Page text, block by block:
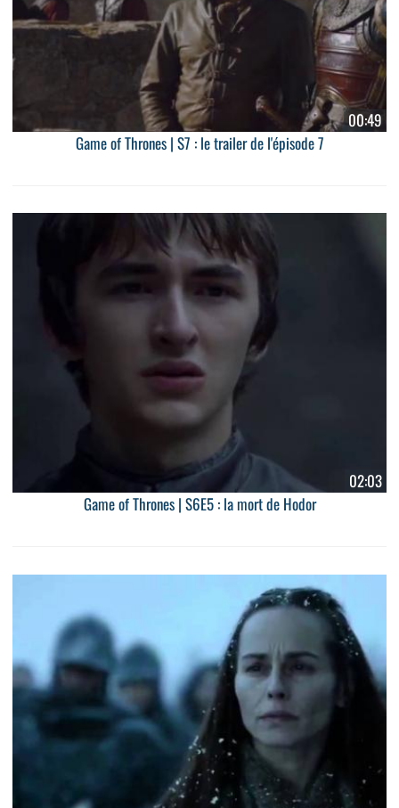
00:49
Game of Thrones | S7 : le trailer de l'épisode 7
02:03
Game of Thrones | S6E5 : la mort de Hodor